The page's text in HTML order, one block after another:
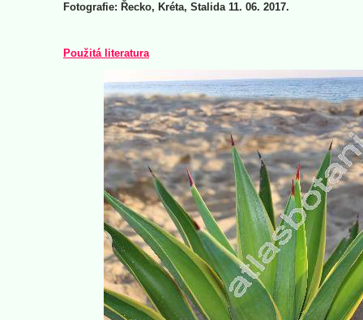
Fotografie: Řecko, Kréta, Stalida 11. 06. 2017.
Použitá literatura